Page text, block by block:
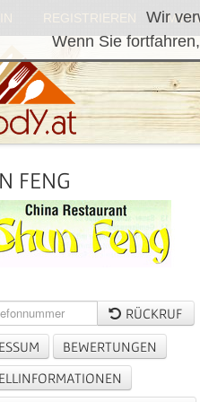
Wir
Wenn Sie
REGISTRIEREN
FENG
RÜCKRUF
BEWERTUNGEN